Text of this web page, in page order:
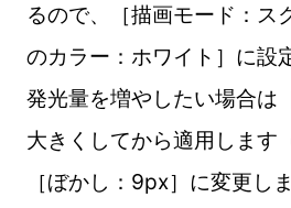
るので、［描画モード：ス
のカラー：ホワイト］に設
発光量を増やしたい場合は
大きくしてから適用します
［ぼかし：9px］に変更し